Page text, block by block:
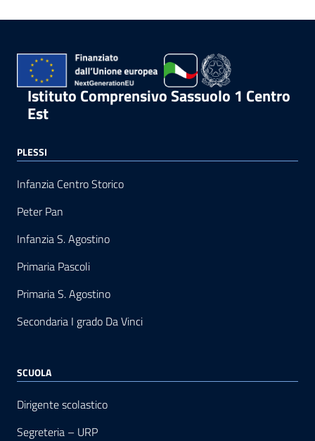
Istituto Comprensivo Sassuolo 1 Centro
Est
PLESSI
Infanzia Centro Storico
Peter Pan
Infanzia S. Agostino
Primaria Pascoli
Primaria S. Agostino
Secondaria I grado Da Vinci
SCUOLA
Dirigente scolastico
Segreteria – URP